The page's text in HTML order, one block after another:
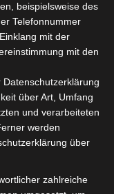
Datenschutzbedingungen
»Fußball»
1»2025/2026
Spieltag
beispielsweise des
Telefonnummer
mit der
mit den
über Art, Umfang
und verarbeiteten
werden
über
zahlreiche